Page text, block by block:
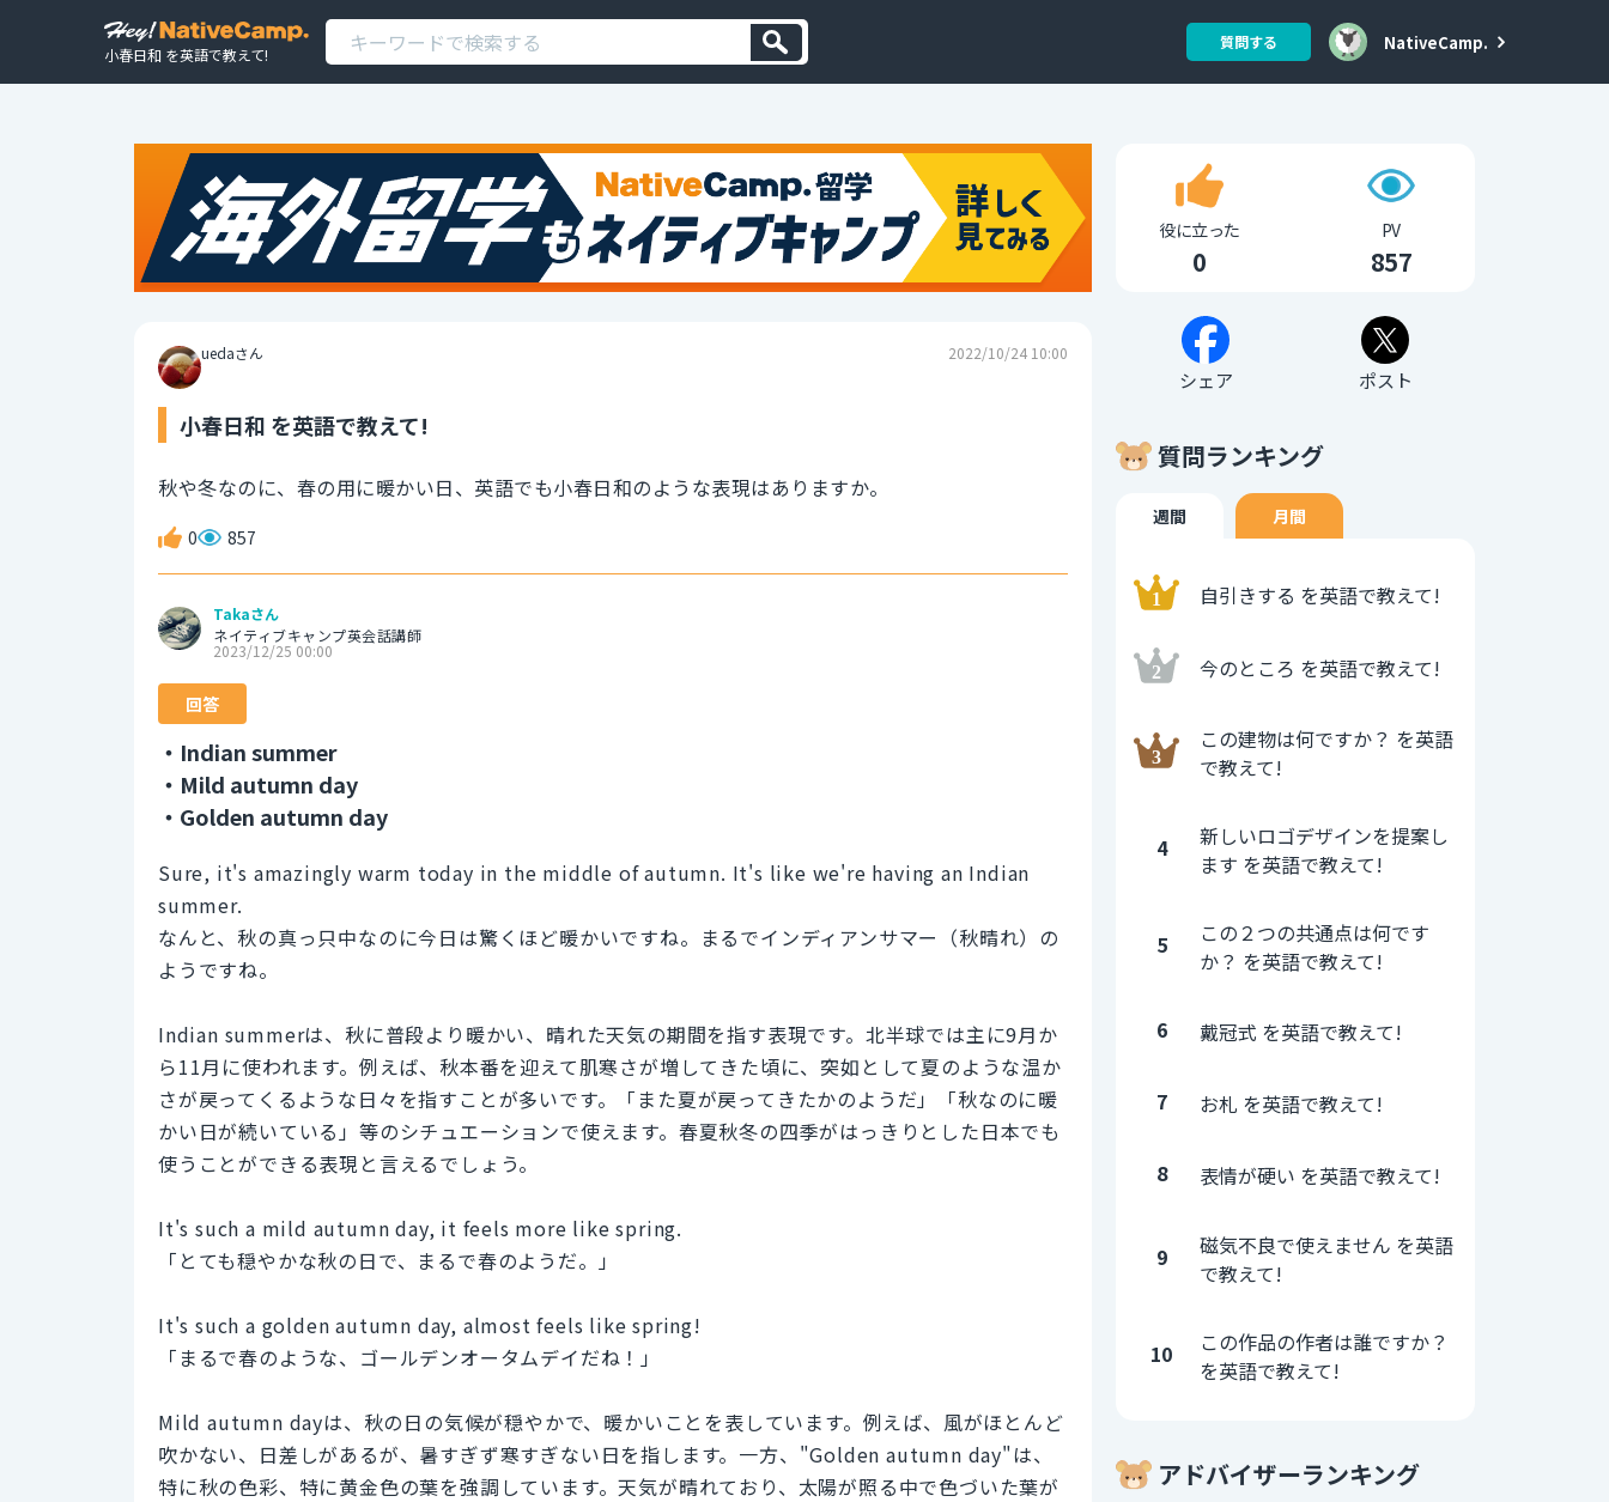
小春日和 を英語で教えて!
質問する NativeCamp.
uedaさん 2022/10/24 10:00
小春日和 を英語で教えて!
秋や冬なのに、春の用に暖かい日、英語でも小春日和のような表現はありますか。
0 857
Takaさん
ネイティブキャンプ英会話講師
2023/12/25 00:00
回答
・Indian summer
・Mild autumn day
・Golden autumn day
Sure, it's amazingly warm today in the middle of autumn. It's like we're having an Indian
summer.
なんと、秋の真っ只中なのに今日は驚くほど暖かいですね。まるでインディアンサマー（秋晴れ）の
ようですね。
Indian summerは、秋に普段より暖かい、晴れた天気の期間を指す表現です。北半球では主に9月か
ら11月に使われます。例えば、秋本番を迎えて肌寒さが増してきた頃に、突如として夏のような温か
さが戻ってくるような日々を指すことが多いです。「また夏が戻ってきたかのようだ」「秋なのに暖
かい日が続いている」等のシチュエーションで使えます。春夏秋冬の四季がはっきりとした日本でも
使うことができる表現と言えるでしょう。
It's such a mild autumn day, it feels more like spring.
「とても穏やかな秋の日で、まるで春のようだ。」
It's such a golden autumn day, almost feels like spring!
「まるで春のような、ゴールデンオータムデイだね！」
Mild autumn dayは、秋の日の気候が穏やかで、暖かいことを表しています。例えば、風がほとんど
吹かない、日差しがあるが、暑すぎず寒すぎない日を指します。一方、"Golden autumn day"は、
特に秋の色彩、特に黄金色の葉を強調しています。天気が晴れており、太陽が照る中で色づいた葉が
役に立った
0
PV
857
シェア ポスト
質問ランキング
週間 月間
自引きする を英語で教えて!
今のところ を英語で教えて!
この建物は何ですか？ を英語
で教えて!
4
新しいロゴデザインを提案し
ます を英語で教えて!
5
この２つの共通点は何です
か？ を英語で教えて!
6 戴冠式 を英語で教えて!
7 お札 を英語で教えて!
8 表情が硬い を英語で教えて!
9
磁気不良で使えません を英語
で教えて!
10
この作品の作者は誰ですか？
を英語で教えて!
アドバイザーランキング